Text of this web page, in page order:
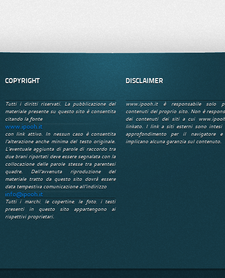
COPYRIGHT
Tutti i diritti riservati. La pubblicazione del
materiale presente su questo sito è consentita
citando la fonte
www.ipooh.it
con link attivo. In nessun caso è consentita
l'alterazione anche minima del testo originale.
L'eventuale aggiunta di parole di raccordo tra
due brani riportati deve essere segnalata con la
collocazione delle parole stesse tra parentesi
quadre. Dell'avvenuta riproduzione del
materiale tratto da questo sito dovrà essere
data tempestiva comunicazione all'indirizzo
info@ipooh.it
Tutti i marchi, le copertine, le foto, i testi
presenti in questo sito appartengono ai
rispettivi proprietari.
DISCLAIMER
www.ipooh.it è responsabile solo
contenuti del proprio sito. Non è
dei contenuti dei siti a cui
linkato. I link a siti esterni sono intesi
approfondimento per il navigatore
implicano alcuna garanzia sul contenuto.